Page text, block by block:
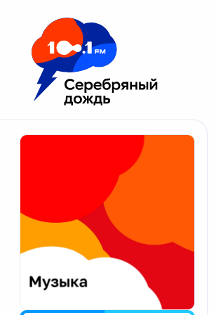
Москва 100.1 FM
Апатиты
Екатеринбург
Калининград
Калуга